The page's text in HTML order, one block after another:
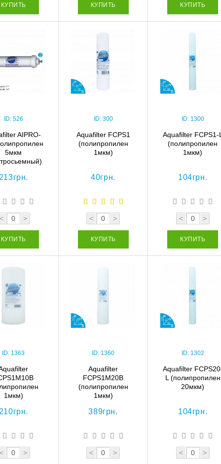
КУПИТЬ КУПИТЬ КУПИТЬ
ID: 526
AIPRO-
5мкм
< >
КУПИТЬ
ID: 300
Aquafilter FCPS1
(полипропилен
1мкм)
40грн.
< >
КУПИТЬ
ID: 1300
Aquafilter FCPS1-L
(полипропилен
1мкм)
104грн.
< >
КУПИТЬ
ID: 1363
1мкм)
< >
ID: 1360
Aquafilter
FCPS1M20B
(полипропилен
1мкм)
389грн.
< >
ID: 1302
Aquafilter
L (полипропилен
20мкм)
104грн.
< >